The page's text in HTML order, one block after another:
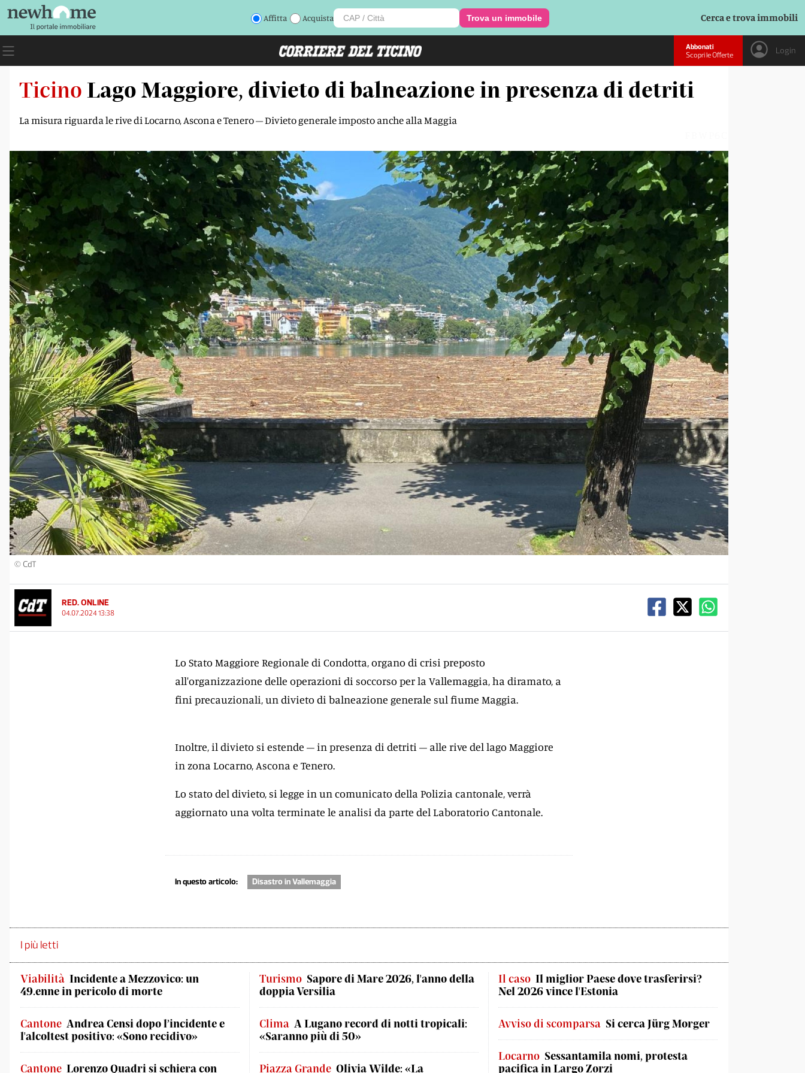
Affitta Acquista Trova un immobile Cerca e trova immobili
Abbonati
Scopri le Offerte
Login
Ticino Lago Maggiore, divieto di balneazione in presenza di detriti
La misura riguarda le rive di Locarno, Ascona e Tenero – Divieto generale imposto anche alla Maggia
© CdT
RED. ONLINE
04.07.2024 13:38
Lo Stato Maggiore Regionale di Condotta, organo di crisi preposto
all'organizzazione delle operazioni di soccorso per la Vallemaggia, ha diramato, a
fini precauzionali, un divieto di balneazione generale sul fiume Maggia.
Inoltre, il divieto si estende – in presenza di detriti – alle rive del lago Maggiore
in zona Locarno, Ascona e Tenero.
Lo stato del divieto, si legge in un comunicato della Polizia cantonale, verrà
aggiornato una volta terminate le analisi da parte del Laboratorio Cantonale.
In questo articolo: Disastro in Vallemaggia
I più letti
Viabilità Incidente a Mezzovico: un
49.enne in pericolo di morte
Cantone Andrea Censi dopo l’incidente e
l'alcoltest positivo: «Sono recidivo»
Cantone Lorenzo Quadri si schiera con
Turismo Sapore di Mare 2026, l'anno della
doppia Versilia
Clima A Lugano record di notti tropicali:
«Saranno più di 50»
Piazza Grande Olivia Wilde: «La
Il caso Il miglior Paese dove trasferirsi?
Nel 2026 vince l'Estonia
Avviso di scomparsa Si cerca Jürg Morger
Locarno Sessantamila nomi, protesta
pacifica in Largo Zorzi